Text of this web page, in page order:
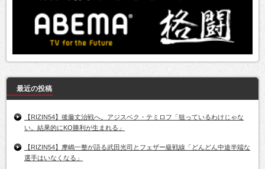
最近の投稿
【RIZIN54】後藤丈治戦へ。アジスベク・テミロフ「狙っているわけじゃな
い。結果的にKO勝利が生まれる」
【RIZIN54】摩嶋一整が語る武田光司とフェザー級戦線「どんどん中途半端な
選手はいなくなる」